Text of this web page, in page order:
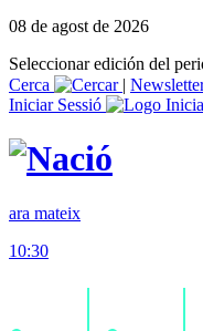
08 de agost de 2026
Seleccionar edición del
Cerca
|
Iniciar Sessió
ara mateix
10:30